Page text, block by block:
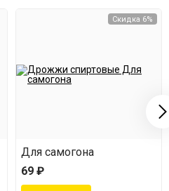
Скидка 6%
Для самогона
69 ₽